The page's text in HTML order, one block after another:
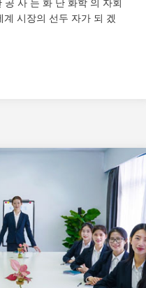
사 는 화 난 화학 의 자회
시장의 선두 자가 되 겠